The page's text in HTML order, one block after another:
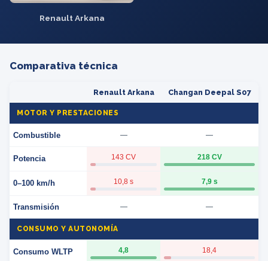
Renault Arkana
Comparativa técnica
Renault Arkana Changan Deepal S07
MOTOR Y PRESTACIONES
Combustible — —
Potencia 143 CV 218 CV
0–100 km/h 10,8 s 7,9 s
Transmisión — —
CONSUMO Y AUTONOMÍA
Consumo WLTP 4,8 18,4